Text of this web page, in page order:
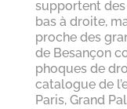
supportent
bas à droite,
proche des
de Besançon
phoques de
catalogue de
Paris, Grand